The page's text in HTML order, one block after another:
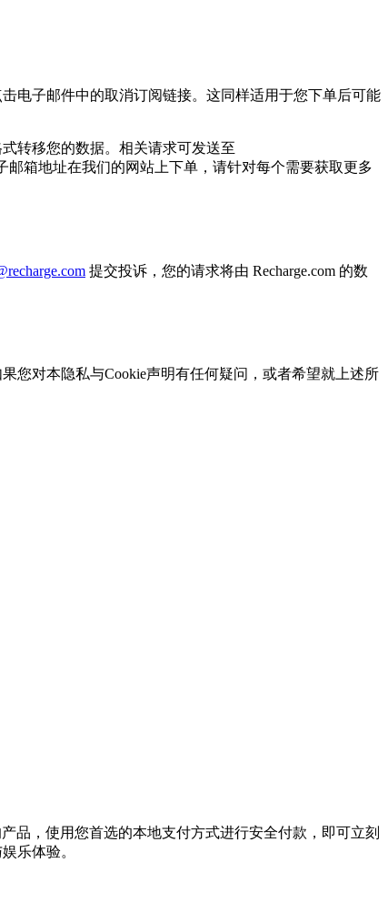
电子邮件中的取消订阅链接。这同样适用于您下单后可能
转移您的数据。相关请求可发送至
箱地址在我们的网站上下单，请针对每个需要获取更多
提交投诉，您的请求将由 Recharge.com 的数
您对本隐私与Cookie声明有任何疑问，或者希望就上述所
品，使用您首选的本地支付方式进行安全付款，即可立刻
乐体验。